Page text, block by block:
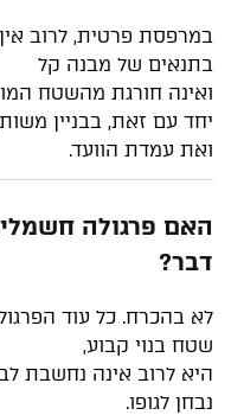
במרפסת פרטית, לרוב
בתנאים של מבנה קל
ואינה חורגת מהשטח
יחד עם זאת, בבניין
ואת עמדת הוועד.
האם פרגולה
דבר?
לא בהכרח. כל עוד
שטח בנוי קבוע,
היא לרוב אינה נחשבת
נבחן לגופו.